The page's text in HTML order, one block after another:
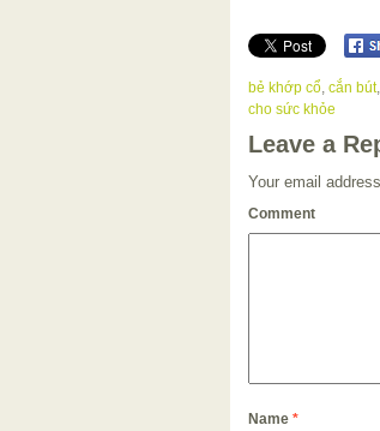
bẻ khớp cổ cắn bút,
cho sức khỏe
Leave a
Your email
Comment
Name *